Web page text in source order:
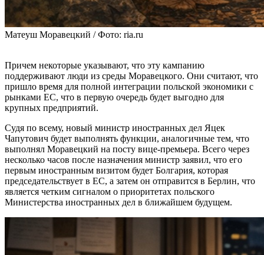
Матеуш Моравецкий / Фото: ria.ru
Причем некоторые указывают, что эту кампанию
поддерживают люди из среды Моравецкого. Они считают, что
пришло время для полной интеграции польской экономики с
рынками ЕС, что в первую очередь будет выгодно для
крупных предприятий.
Судя по всему, новый министр иностранных дел Яцек
Чапутович будет выполнять функции, аналогичные тем, что
выполнял Моравецкий на посту вице-премьера. Всего через
несколько часов после назначения министр заявил, что его
первым иностранным визитом будет Болгария, которая
председательствует в ЕС, а затем он отправится в Берлин, что
является четким сигналом о приоритетах польского
Министерства иностранных дел в ближайшем будущем.